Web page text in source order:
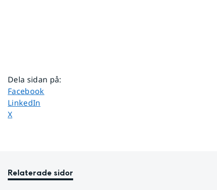
Dela sidan på:
Dela sidan på
Facebook
Dela sidan på
LinkedIn
Dela sidan på
X
Relaterade sidor